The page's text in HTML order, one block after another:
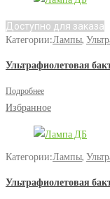
Доступно для заказа
Категории:Лампы,
Ультрафиолетовая
Подробнее
Избранное
Категории:Лампы,
Ультрафиолетовая